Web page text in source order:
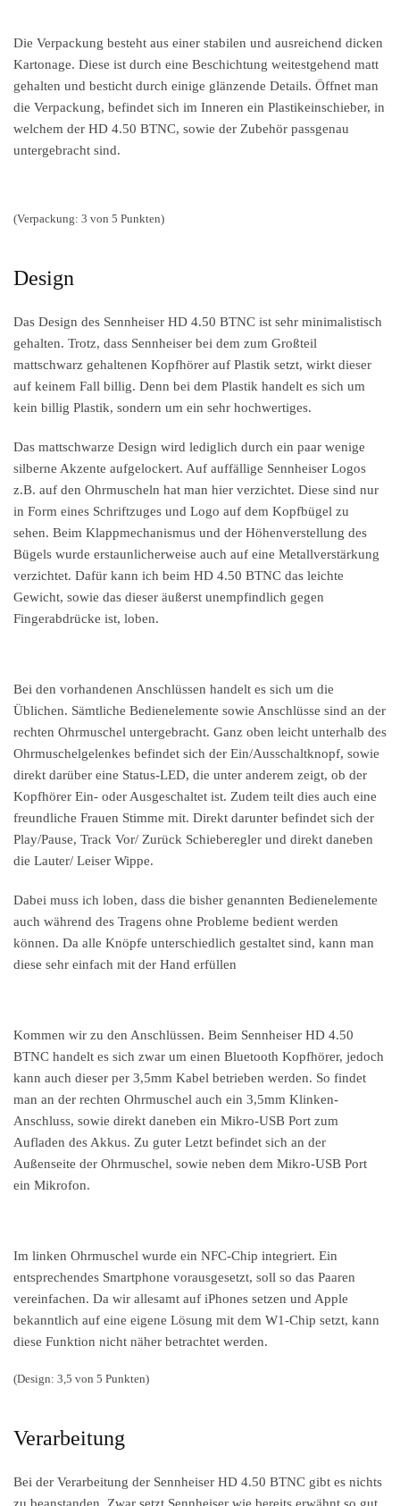
Die Verpackung besteht aus einer stabilen und ausreichend dicken
Kartonage. Diese ist durch eine Beschichtung weitestgehend matt
gehalten und besticht durch einige glänzende Details. Öffnet man
die Verpackung, befindet sich im Inneren ein Plastikeinschieber, in
welchem der HD 4.50 BTNC, sowie der Zubehör passgenau
untergebracht sind.
(Verpackung: 3 von 5 Punkten)
Design
Das Design des Sennheiser HD 4.50 BTNC ist sehr minimalistisch
gehalten. Trotz, dass Sennheiser bei dem zum Großteil
mattschwarz gehaltenen Kopfhörer auf Plastik setzt, wirkt dieser
auf keinem Fall billig. Denn bei dem Plastik handelt es sich um
kein billig Plastik, sondern um ein sehr hochwertiges.
Das mattschwarze Design wird lediglich durch ein paar wenige
silberne Akzente aufgelockert. Auf auffällige Sennheiser Logos
z.B. auf den Ohrmuscheln hat man hier verzichtet. Diese sind nur
in Form eines Schriftzuges und Logo auf dem Kopfbügel zu
sehen. Beim Klappmechanismus und der Höhenverstellung des
Bügels wurde erstaunlicherweise auch auf eine Metallverstärkung
verzichtet. Dafür kann ich beim HD 4.50 BTNC das leichte
Gewicht, sowie das dieser äußerst unempfindlich gegen
Fingerabdrücke ist, loben.
Bei den vorhandenen Anschlüssen handelt es sich um die
Üblichen. Sämtliche Bedienelemente sowie Anschlüsse sind an der
rechten Ohrmuschel untergebracht. Ganz oben leicht unterhalb des
Ohrmuschelgelenkes befindet sich der Ein/Ausschaltknopf, sowie
direkt darüber eine Status-LED, die unter anderem zeigt, ob der
Kopfhörer Ein- oder Ausgeschaltet ist. Zudem teilt dies auch eine
freundliche Frauen Stimme mit. Direkt darunter befindet sich der
Play/Pause, Track Vor/ Zurück Schieberegler und direkt daneben
die Lauter/ Leiser Wippe.
Dabei muss ich loben, dass die bisher genannten Bedienelemente
auch während des Tragens ohne Probleme bedient werden
können. Da alle Knöpfe unterschiedlich gestaltet sind, kann man
diese sehr einfach mit der Hand erfüllen
Kommen wir zu den Anschlüssen. Beim Sennheiser HD 4.50
BTNC handelt es sich zwar um einen Bluetooth Kopfhörer, jedoch
kann auch dieser per 3,5mm Kabel betrieben werden. So findet
man an der rechten Ohrmuschel auch ein 3,5mm Klinken-
Anschluss, sowie direkt daneben ein Mikro-USB Port zum
Aufladen des Akkus. Zu guter Letzt befindet sich an der
Außenseite der Ohrmuschel, sowie neben dem Mikro-USB Port
ein Mikrofon.
Im linken Ohrmuschel wurde ein NFC-Chip integriert. Ein
entsprechendes Smartphone vorausgesetzt, soll so das Paaren
vereinfachen. Da wir allesamt auf iPhones setzen und Apple
bekanntlich auf eine eigene Lösung mit dem W1-Chip setzt, kann
diese Funktion nicht näher betrachtet werden.
(Design: 3,5 von 5 Punkten)
Verarbeitung
Bei der Verarbeitung der Sennheiser HD 4.50 BTNC gibt es nichts